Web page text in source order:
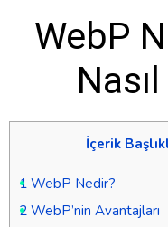
WebP
İçerik
1 WebP Nedir?
2 WebP’nin Avantajları